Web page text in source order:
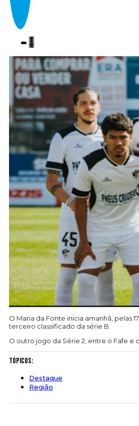
O Maria da Fonte inicia amanhã, pelas
terceiro classificado da série B.
O outro jogo da Série 2, entre o Fafe e
Tópicos:
Destaque
Região